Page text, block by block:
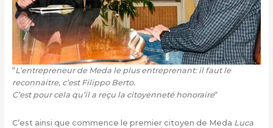
“L’entrepreneur de Meda le plus entreprenant: il faut le
reconnaitre, c’est Filippo Berto.
C’est pour cela qu’il a reçu la citoyenneté honoraire“
C’est ainsi que commence le premier citoyen de Meda Luca